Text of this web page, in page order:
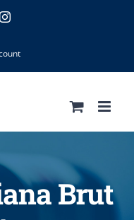
Instagram
Brut